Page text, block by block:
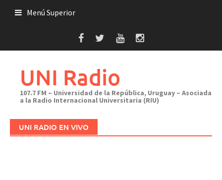
Menú Superior
UNI Radio
107.7 FM – Universidad de la República, Uruguay – Asociada
a la Radio Internacional Universitaria (RIU)
UNI RADIO EN VIVO